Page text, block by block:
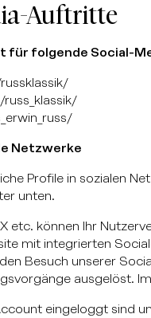
Auftritte
für folgende Social-
Netzwerke
Profile in sozialen
unten.
etc. können Ihr
mit integrierten
Besuch unserer
ausgelöst.
eingeloggt sind